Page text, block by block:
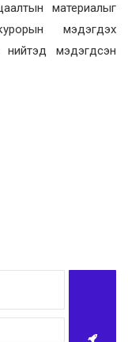
материалыг
мэдэгдэх
нийтэд мэдэгдсэн